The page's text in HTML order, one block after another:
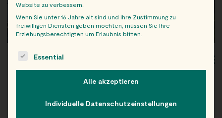
WIEN
Website zu verbessern.
Wenn Sie unter 16 Jahre alt sind und Ihre Zustimmung zu
freiwilligen Diensten geben möchten, müssen Sie Ihre
Erziehungsberechtigten um Erlaubnis bitten.
The following is a list of service groups for which consent
Essential
Alle akzeptieren
Individuelle Datenschutzeinstellungen